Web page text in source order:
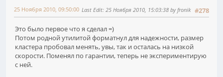
#278
25 Ноября 2010, 09:50:00 Last Edit: 25 Ноября 2010, 15:03:38 by fronik
Это было первое что я сделал =)
Потом родной утилитой форматнул для надежности, размер
кластера пробовал менять, увы, так и осталась на низкой
скорости. Поменял по гарантии, теперь не экспериментирую
с ней.